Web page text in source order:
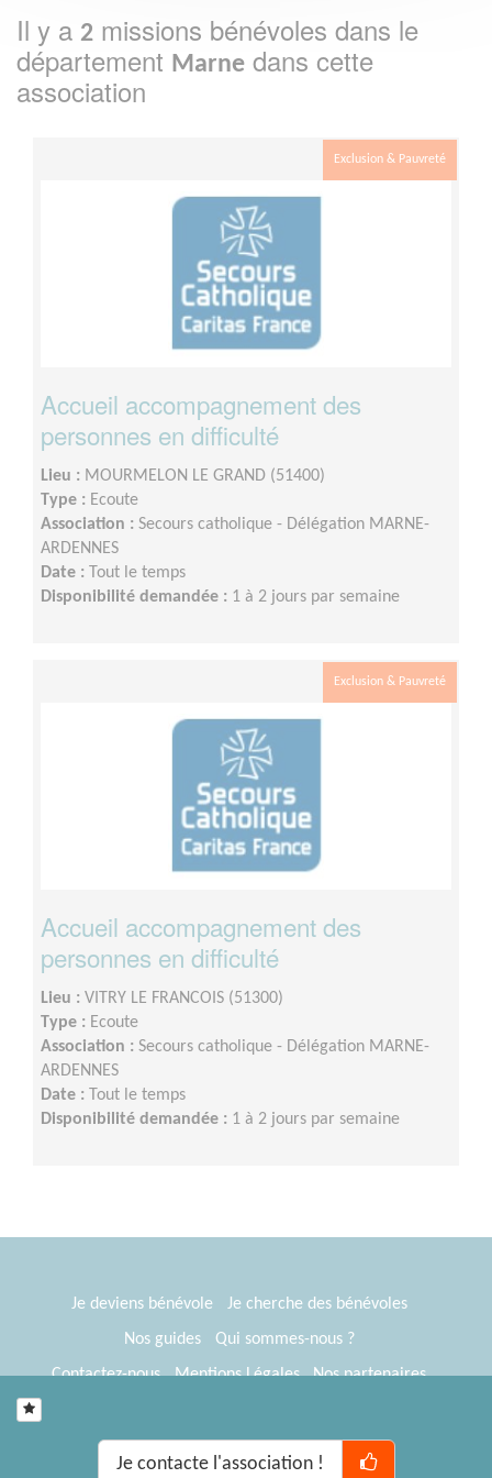
Il y a 2 missions bénévoles dans le
département Marne dans cette
association
Exclusion & Pauvreté
Accueil accompagnement des
personnes en difficulté
Lieu : MOURMELON LE GRAND (51400)
Type : Ecoute
Association : Secours catholique - Délégation MARNE-
ARDENNES
Date :
Tout le temps
Disponibilité demandée : 1 à 2 jours par semaine
Exclusion & Pauvreté
Accueil accompagnement des
personnes en difficulté
Lieu : VITRY LE FRANCOIS (51300)
Type : Ecoute
Association : Secours catholique - Délégation MARNE-
ARDENNES
Date :
Tout le temps
Disponibilité demandée : 1 à 2 jours par semaine
Je contacte l'association !
Je deviens bénévole
Je cherche des bénévoles
Nos guides
Qui sommes-nous ?
Contactez-nous
Mentions Légales
Nos partenaires
® Tous Bénévoles 2012-2026
Webkast